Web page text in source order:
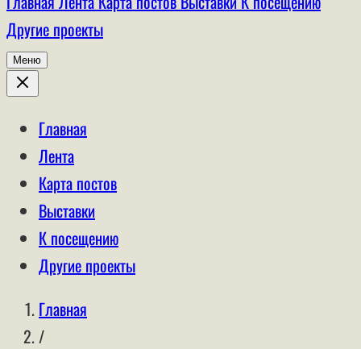
Другие проекты
Меню
Главная
Лента
Карта постов
Выставки
К посещению
Другие проекты
Главная
/